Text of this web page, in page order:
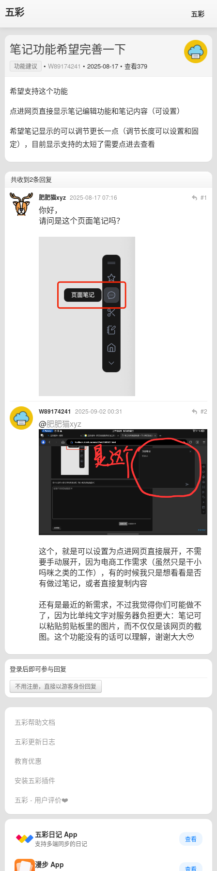
五彩 五彩
笔记功能希望完善一下
功能建议 • W89174241 • 2025-08-17 • 查看379
希望支持这个功能
点进网页直接显示笔记编辑功能和笔记内容（可设置）
希望笔记显示的可以调节更长一点（调节长度可以设置和固
定），目前显示支持的太短了需要点进去查看
共收到2条回复
肥肥猫xyz 2025-08-17 07:16 #1
你好，
请问是这个页面笔记吗？
W89174241 2025-09-02 00:31 #2
@肥肥猫xyz
这个，就是可以设置为点进网页直接展开，不需
要手动展开，因为电商工作需求（虽然只是干小
吗咪之类的工作），有的时候我只是想看看是否
有做过笔记，或者直接复制内容
还有是最近的新需求，不过我觉得你们可能做不
了，因为比单纯文字对服务器负担更大：笔记可
以粘贴剪贴板里的图片，而不仅仅是该网页的截
图。这个功能没有的话可以理解，谢谢大大🥹
登录后即可参与回复
不用注册，直接以游客身份回复
五彩帮助文档
五彩更新日志
教育优惠
安装五彩插件
五彩 - 用户评价❤️
五彩日记 App
支持多端同步的日记
查看
漫步 App 查看